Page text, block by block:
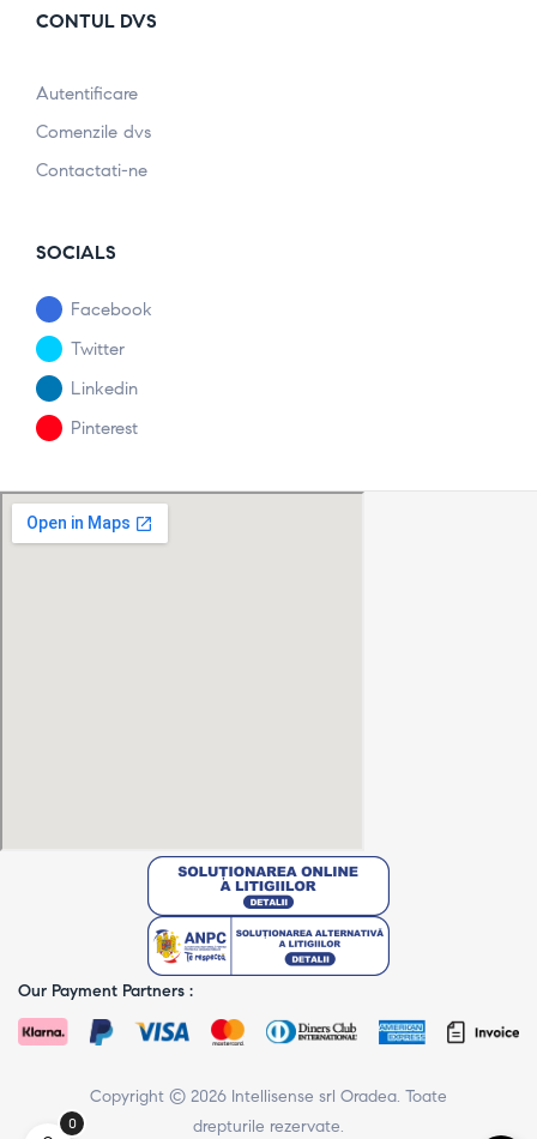
CONTUL DVS
Autentificare
Comenzile dvs
Contactati-ne
SOCIALS
Facebook
Twitter
Linkedin
Pinterest
Our Payment Partners :
Copyright © 2026 Intellisense srl Oradea. Toate
drepturile rezervate.
0